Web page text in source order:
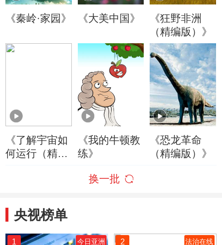
《秦岭·家园》 《大美中国》
《狂野非洲
（精编版）》
《了解宇宙如
何运行（精编
《我的牛顿教
练》
《恐龙革命
（精编版）》
换一批
央视榜单
1 今日亚洲 2 法治在线